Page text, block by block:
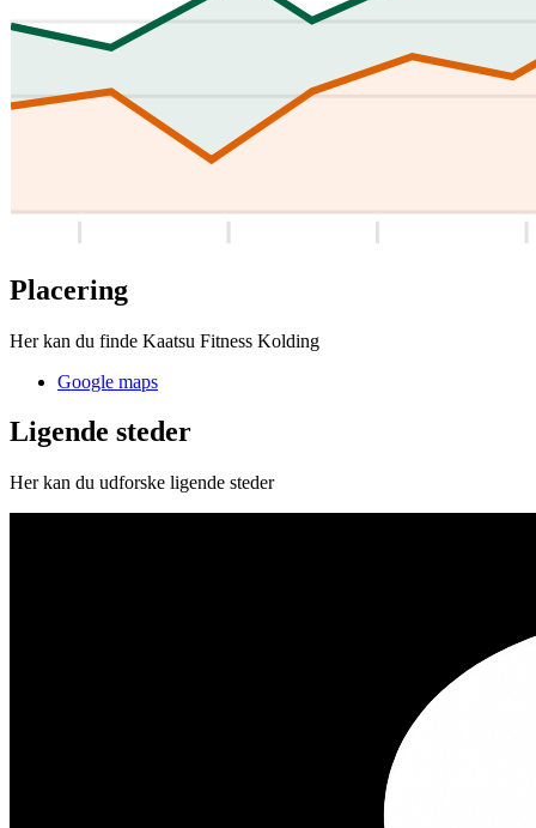
Placering
Her kan du finde Kaatsu Fitness Kolding
Google maps
Ligende steder
Her kan du udforske ligende steder